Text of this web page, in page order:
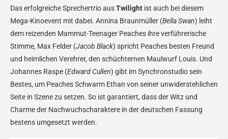
Das erfolgreiche Sprechertrio ausTwilight ist auch bei diesem
Mega-Kinoevent mit dabei. Annina Braunmüller (Bella Swan) leiht
dem reizenden Mammut-Teenager Peaches ihre verführerische
Stimme, Max Felder (Jacob Black) spricht Peaches besten Freund
und heimlichen Verehrer, den schüchternen Maulwurf Louis. Und
Johannes Raspe (Edward Cullen) gibt im Synchronstudio sein
Bestes, um Peaches Schwarm Ethan von seiner unwiderstehlichen
Seite in Szene zu setzen. So ist garantiert, dass der Witz und
Charme der Nachwuchscharaktere in der deutschen Fassung
bestens umgesetzt werden.